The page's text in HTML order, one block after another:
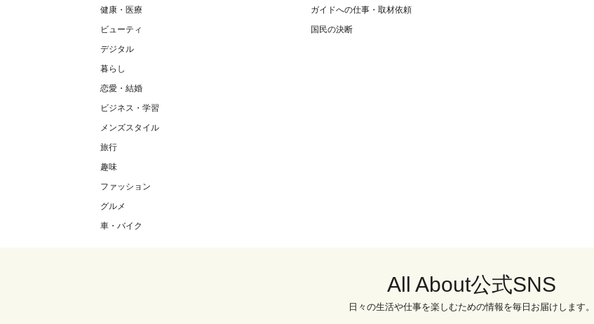
健康・医療
ビューティ
デジタル
暮らし
恋愛・結婚
ビジネス・学習
メンズスタイル
旅行
趣味
ファッション
グルメ
車・バイク
ガイドへの仕事・取材依頼
国民の決断
All About公式SNS
日々の生活や仕事を楽しむための情報を毎日お届けします。